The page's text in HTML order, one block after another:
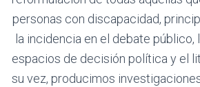
personas con discapacidad,
la incidencia en el debate
espacios de decisión política y el
su vez, producimos